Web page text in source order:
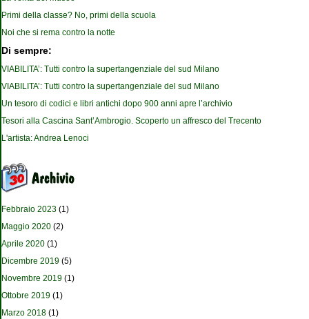
Primi della classe? No, primi della scuola
Noi che si rema contro la notte
Di sempre:
VIABILITA’: Tutti contro la supertangenziale del sud Milano
VIABILITA’: Tutti contro la supertangenziale del sud Milano
Un tesoro di codici e libri antichi dopo 900 anni apre l’archivio
Tesori alla Cascina Sant’Ambrogio. Scoperto un affresco del Trecento
L'artista: Andrea Lenoci
Febbraio 2023 (1)
Maggio 2020 (2)
Aprile 2020 (1)
Dicembre 2019 (5)
Novembre 2019 (1)
Ottobre 2019 (1)
Marzo 2018 (1)